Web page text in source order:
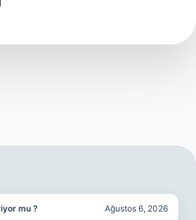
mu ? Ağustos 6, 2026